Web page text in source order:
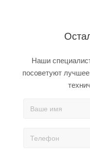
Наши
посоветуют